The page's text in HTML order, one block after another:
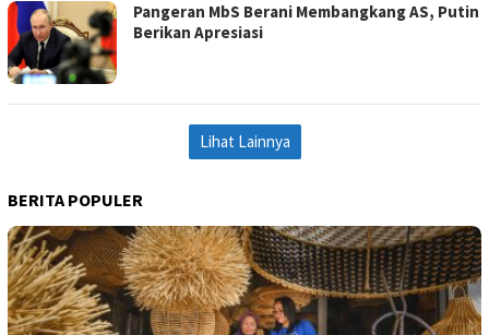
Pangeran MbS Berani Membangkang AS, Putin
Berikan Apresiasi
Lihat Lainnya
BERITA POPULER